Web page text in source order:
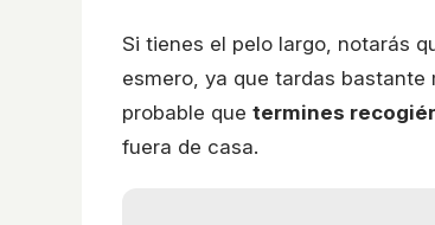
Si tienes el pelo largo, notarás
esmero, ya que tardas
probable que termines
fuera de casa.